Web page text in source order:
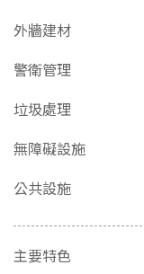
外牆建材
警衛管理
垃圾處理
無障礙設施
公共設施
主要特色